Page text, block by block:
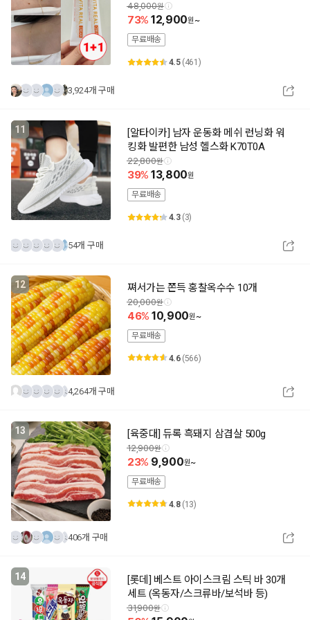
48,000
73 12,900
~
무료배송
4.5 (461)
3,924개 구매
11
[알타이카] 남자 운동화 메쉬 런닝화 워
킹화 발편한 남성 헬스화 K70T0A
22,800
39 13,800
무료배송
4.3 (3)
54개 구매
12 쪄서가는 쫀득 홍찰옥수수 10개
20,000
46 10,900
~
무료배송
4.6 (566)
4,264개 구매
13 [육중대] 듀록 흑돼지 삼겹살 500g
12,900
23 9,900
~
무료배송
4.8 (13)
406개 구매
14
[롯데] 베스트 아이스크림 스틱 바 30개
세트 (옥동자/스크류바/보석바 등)
31,900